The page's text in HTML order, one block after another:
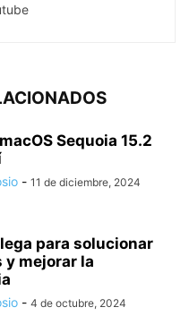
Sequoia 15.2
- 11 de diciembre, 2024
para solucionar
y mejorar la
- 4 de octubre, 2024